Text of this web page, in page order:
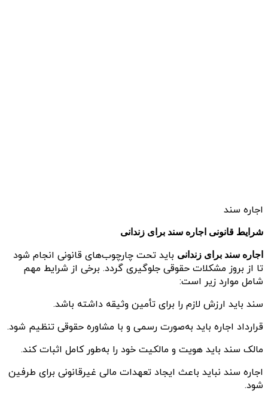
اجاره سند
شرایط قانونی اجاره سند برای زندانی
اجاره سند برای زندانی باید تحت چارچوب‌های قانونی انجام شود
تا از بروز مشکلات حقوقی جلوگیری گردد. برخی از شرایط مهم
شامل موارد زیر است:
سند باید ارزش لازم را برای تأمین وثیقه داشته باشد.
قرارداد اجاره باید به‌صورت رسمی و با مشاوره حقوقی تنظیم شود.
مالک سند باید هویت و مالکیت خود را به‌طور کامل اثبات کند.
اجاره سند نباید باعث ایجاد تعهدات مالی غیرقانونی برای طرفین
شود.